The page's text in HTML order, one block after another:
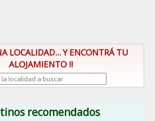
LOCALIDAD... Y ENCONTRÁ TU
ALOJAMIENTO !!
recomendados